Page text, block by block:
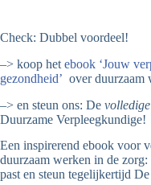
Check: Dubbel voordeel!
–> koop het ebook ‘Jouw
gezondheid’ over duurzaam
–> en steun ons: De volledige
Duurzame Verpleegkundige!
Een inspirerend ebook voor
duurzaam werken in de
past en steun tegelijkertijd